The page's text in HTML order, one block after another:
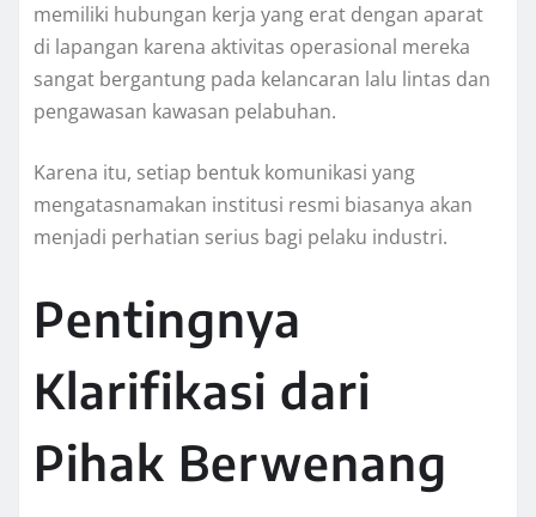
memiliki hubungan kerja yang erat dengan aparat
di lapangan karena aktivitas operasional mereka
sangat bergantung pada kelancaran lalu lintas dan
pengawasan kawasan pelabuhan.
Karena itu, setiap bentuk komunikasi yang
mengatasnamakan institusi resmi biasanya akan
menjadi perhatian serius bagi pelaku industri.
Pentingnya
Klarifikasi dari
Pihak Berwenang